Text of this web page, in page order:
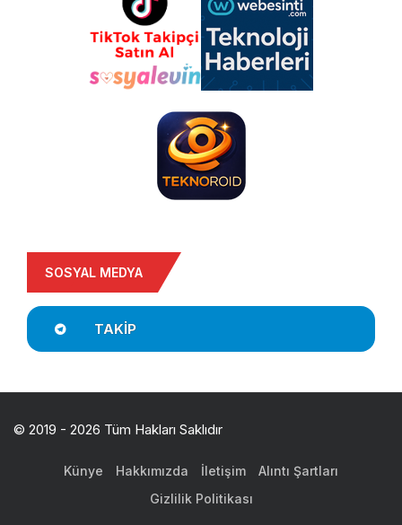
SOSYAL MEDYA
TAKIP
© 2019 - 2026 Tüm Hakları Saklıdır
Künye Hakkımızda İletişim
Alıntı Şartları
Gizlilik Politikası